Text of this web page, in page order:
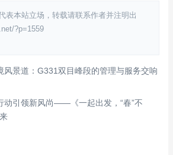
表本站立场，转载请联系作者并注明出
?p=1559
风景道：G331双目峰段的管理与服务交响
动引领新风尚——《一起出发，“春”不